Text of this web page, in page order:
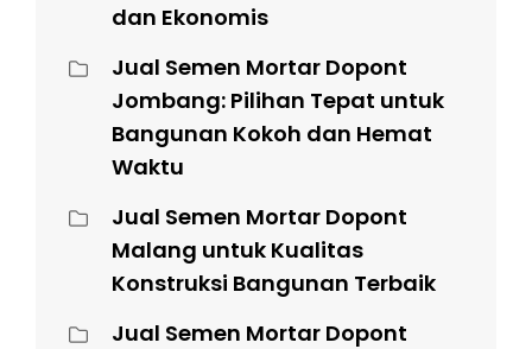
dan Ekonomis
Jual Semen Mortar Dopont
Jombang: Pilihan Tepat untuk
Bangunan Kokoh dan Hemat
Waktu
Jual Semen Mortar Dopont
Malang untuk Kualitas
Konstruksi Bangunan Terbaik
Jual Semen Mortar Dopont